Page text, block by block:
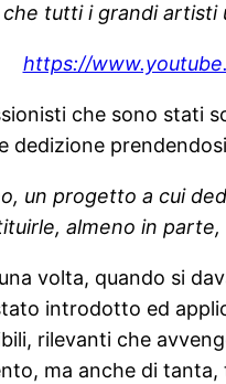
che tutti i grandi artisti
https://
che sono stati
dedizione
un progetto a cui
almeno in
volta, quando si
introdotto ed
rilevanti che
ma anche di